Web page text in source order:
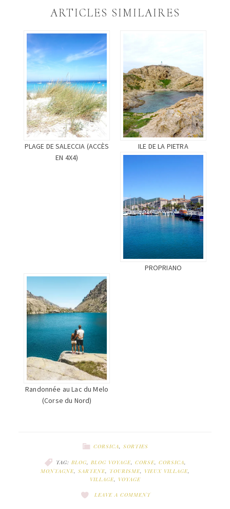
nouvelle
fenêtre)
une
nouvelle
fenêtre)
dans
une
nouvelle
ARTICLES SIMILAIRES
PLAGE DE SALECCIA (ACCÈS
EN 4X4)
ILE DE LA PIETRA
PROPRIANO
Randonnée au Lac du Melo
(Corse du Nord)
CORSICA, SORTIES
TAG: BLOG, BLOG VOYAGE, CORSE, CORSICA,
MONTAGNE, SARTENE, TOURISME, VIEUX VILLAGE,
VILLAGE, VOYAGE
LEAVE A COMMENT